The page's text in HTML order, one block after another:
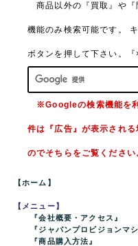
商品以外の『買取』や『
機能のみ検索可能です。
ボタンを押して下さい。『
※Googleの検索機能を利
件は『広告』が表示され
のでそちらをご覧ください
【ホーム】
【メニュー】
『会社概要・アクセス』
『ジャパンプロビジョンマ
『商品購入方法』